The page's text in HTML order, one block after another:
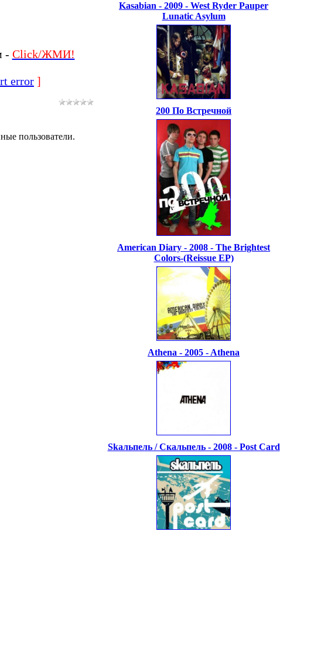
- Click/ЖМИ!
error ]
пользователи.
Kasabian - 2009 - West Ryder Pauper
Lunatic Asylum
200 По Встречной
American Diary - 2008 - The Brightest
Colors-(Reissue EP)
Athena - 2005 - Athena
Skaльпель / Скальпель - 2008 - Post Card